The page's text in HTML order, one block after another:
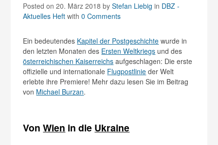
Posted on 20. März 2018byStefan Liebig in DBZ -
Aktuelles Heft with0 Comments
Ein bedeutendes Kapitel der Postgeschichte wurde in
den letzten Monaten des Ersten Weltkriegs und des
österreichischen Kaiserreichs aufgeschlagen: Die erste
offizielle und internationale Flugpostlinie der Welt
erlebte ihre Premiere! Mehr dazu lesen Sie im Beitrag
von Michael Burzan.
VonWien in die Ukraine